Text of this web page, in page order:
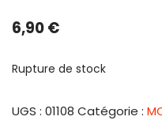
6,90€
Rupture de stock
UGS : 01108 Catégorie :